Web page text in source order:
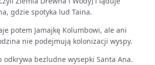
gdzie spotyka lud Taina.
potem Jamajkę Kolumbowi, ale ani
nie podejmują kolonizacji wyspy.
odkrywa bezludne wysepki Santa Ana.